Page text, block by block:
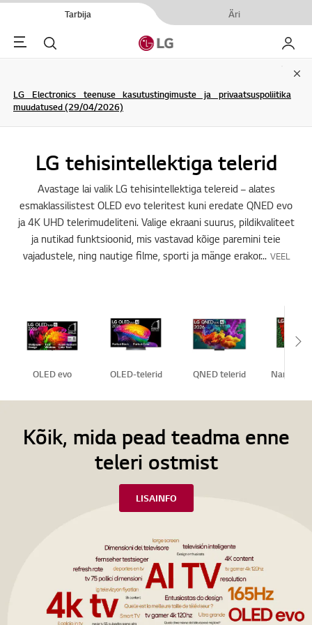
Tarbija Äri
Menu Otsi Minu
LG Electronics teenuse kasutustingimuste ja privaatsuspoliitika
muudatused (29/04/2026)
LG tehisintellektiga telerid
Avastage lai valik LG tehisintellektiga telereid – alates
esmaklassilistest OLED evo teleritest kuni eredate QNED evo
ja 4K UHD telerimudeliteni. Valige ekraani suurus, pildikvaliteet
ja nutikad funktsioonid, mis vastavad kõige paremini teie
vajadustele, ning nautige filme, sporti ja mänge erakor... VEEL
OLED evo OLED-telerid QNED telerid NanoCell
Kõik, mida pead teadma enne
teleri ostmist
LISAINFO